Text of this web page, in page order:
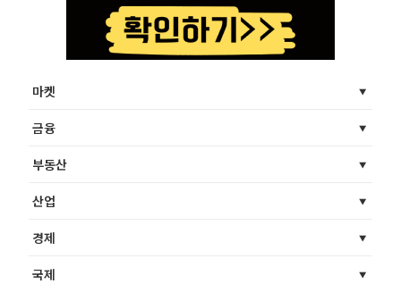
마켓
금융
부동산
산업
경제
국제